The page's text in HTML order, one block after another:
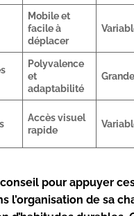
Mobile et
facile à
déplacer
Polyvalence
et
adaptabilité
Grande
Accès visuel
rapide
pour appuyer
l’organisation de sa